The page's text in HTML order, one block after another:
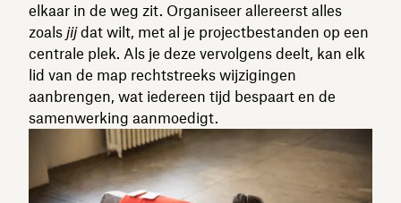
elkaar in de weg zit. Organiseer allereerst alles
zoals jijdat wilt, met al je projectbestanden op een
centrale plek. Als je deze vervolgens deelt, kan elk
lid van de map rechtstreeks wijzigingen
aanbrengen, wat iedereen tijd bespaart en de
samenwerking aanmoedigt.